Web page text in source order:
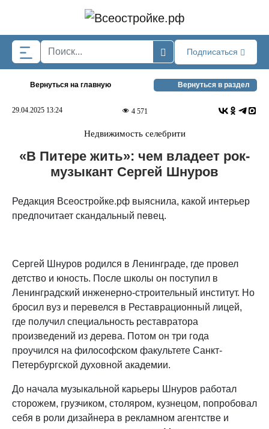
Подписаться
Вернуться на главную Вернуться в раздел
29.04.2025 13:24 4 571
Недвижимость селебрити
«В Питере жить»: чем владеет рок-
музыкант Сергей Шнуров
Редакция Всеостройке.рф выяснила, какой интерьер
предпочитает скандальный певец.
Сергей Шнуров родился в Ленинграде, где провел
детство и юность. После школы он поступил в
Ленинградский инженерно-строительный институт. Но
бросил вуз и перевелся в Реставрационный лицей,
где получил специальность реставратора
произведений из дерева. Потом он три года
проучился на философском факультете Санкт-
Петербургской духовной академии.
До начала музыкальной карьеры Шнуров работал
сторожем, грузчиком, столяром, кузнецом, попробовал
себя в роли дизайнера в рекламном агентстве и